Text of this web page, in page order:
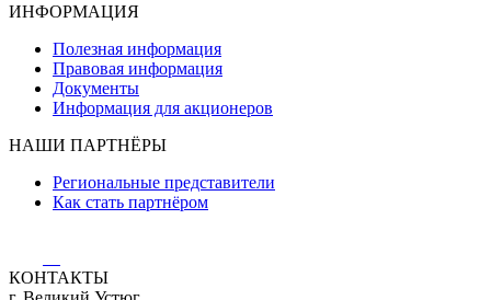
ИНФОРМАЦИЯ
Полезная информация
Правовая информация
Документы
Информация для акционеров
НАШИ ПАРТНЁРЫ
Региональные представители
Как стать партнёром
КОНТАКТЫ